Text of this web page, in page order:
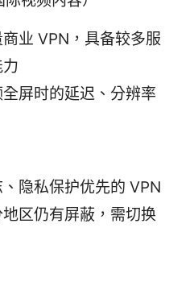
业 VPN，具备较多服
屏时的延迟、分辨率
隐私保护优先的 VPN
区仍有屏蔽，需切换